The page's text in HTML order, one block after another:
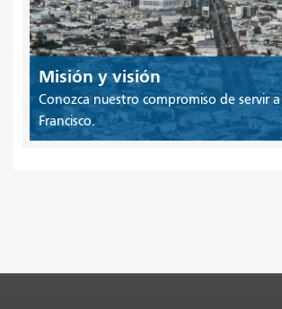
Misión y visión
Conozca nuestro compromiso de servir a
Francisco.